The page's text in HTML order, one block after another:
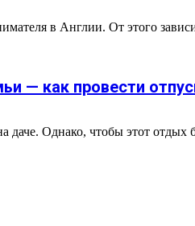
в Англии. От этого
— как провести
даче. Однако, чтобы этот